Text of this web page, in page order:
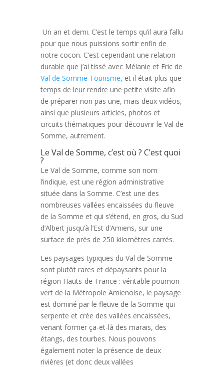
Un an et demi. C’est le temps qu’il aura fallu
pour que nous puissions sortir enfin de
notre cocon. C’est cependant une relation
durable que j’ai tissé avec Mélanie et Eric de
Val de Somme Tourisme, et il était plus que
temps de leur rendre une petite visite afin
de préparer non pas une, mais deux vidéos,
ainsi que plusieurs articles, photos et
circuits thématiques pour découvrir le Val de
Somme, autrement.
Le Val de Somme, c’est où ? C’est quoi
?
Le Val de Somme, comme son nom
l’indique, est une région administrative
située dans la Somme. C’est une des
nombreuses vallées encaissées du fleuve
de la Somme et qui s’étend, en gros, du Sud
d’Albert jusqu’à l’Est d’Amiens, sur une
surface de près de 250 kilomètres carrés.
Les paysages typiques du Val de Somme
sont plutôt rares et dépaysants pour la
région Hauts-de-France : véritable poumon
vert de la Métropole Amienoise, le paysage
est dominé par le fleuve de la Somme qui
serpente et crée des vallées encaissées,
venant former ça-et-là des marais, des
étangs, des tourbes. Nous pouvons
également noter la présence de deux
rivières (et donc deux vallées